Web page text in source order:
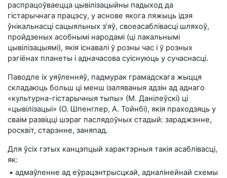
распрацоўваецца цывілізацыйны падыход да
гістарычнага працэсу, у аснове якога ляжыць ідэя
ўнікальнасці сацыяльных з’яў, своеасаблівасці шляхоў,
пройдзеных асобнымі народамі (ці лакальнымі
цывілізацыямі), якія існавалі ў розны час і ў розных
рэгіёнах планеты і адначасова суіснуюць у сучаснасці.
Паводле іх уяўленняў, падмурак грамадскага жыцця
складаюць больш ці менш ізаляваныя адзін ад аднаго
«культурна-гістарычныя тыпы» (М. Данілеўскі) ці
«цывілізацыі» (О. Шпенглер, А. Тойнбі), якія праходзяць у
сваім развіцці шэраг паслядоўных стадый: зараджэнне,
росквіт, старэнне, заняпад.
Для ўсіх гэтых канцэпцый характэрныя такія асаблівасці,
як:
• адмаўленне ад еўрацэнтрысцкай, адналінейнай схемы